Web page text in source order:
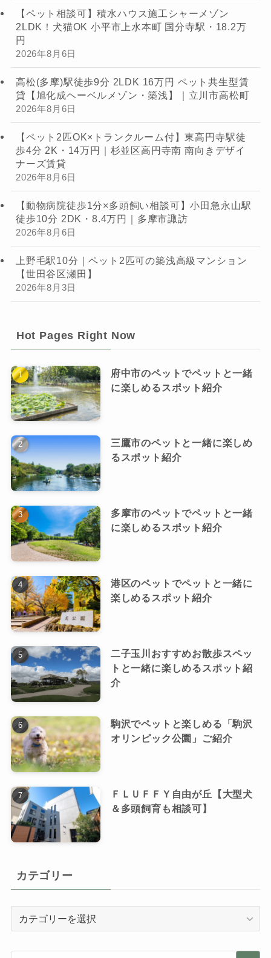
【ペット相談可】積水ハウス施工シャーメゾン
2LDK！犬猫OK 小平市上水本町 国分寺駅・18.2万
円
2026年8月6日
高松(多摩)駅徒歩9分 2LDK 16万円 ペット共生型賃
貸【旭化成ヘーベルメゾン・築浅】｜立川市高松町
2026年8月6日
【ペット2匹OK×トランクルーム付】東高円寺駅徒
歩4分 2K・14万円｜杉並区高円寺南 南向きデザイ
ナーズ賃貸
2026年8月6日
【動物病院徒歩1分×多頭飼い相談可】小田急永山駅
徒歩10分 2DK・8.4万円｜多摩市諏訪
2026年8月6日
上野毛駅10分｜ペット2匹可の築浅高級マンション
【世田谷区瀬田】
2026年8月3日
Hot Pages Right Now
府中市のペットでペットと一緒
に楽しめるスポット紹介
三鷹市のペットと一緒に楽しめ
るスポット紹介
多摩市のペットでペットと一緒
に楽しめるスポット紹介
港区のペットでペットと一緒に
楽しめるスポット紹介
二子玉川おすすめお散歩スペッ
トと一緒に楽しめるスポット紹
介
駒沢でペットと楽しめる「駒沢
オリンピック公園」ご紹介
ＦＬＵＦＦＹ自由が丘【大型犬
＆多頭飼育も相談可】
カテゴリー